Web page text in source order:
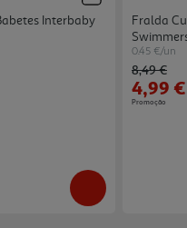
Interbaby
Fralda
0.45 €/un
Price
8,49 €to
4,99 €
Promoção